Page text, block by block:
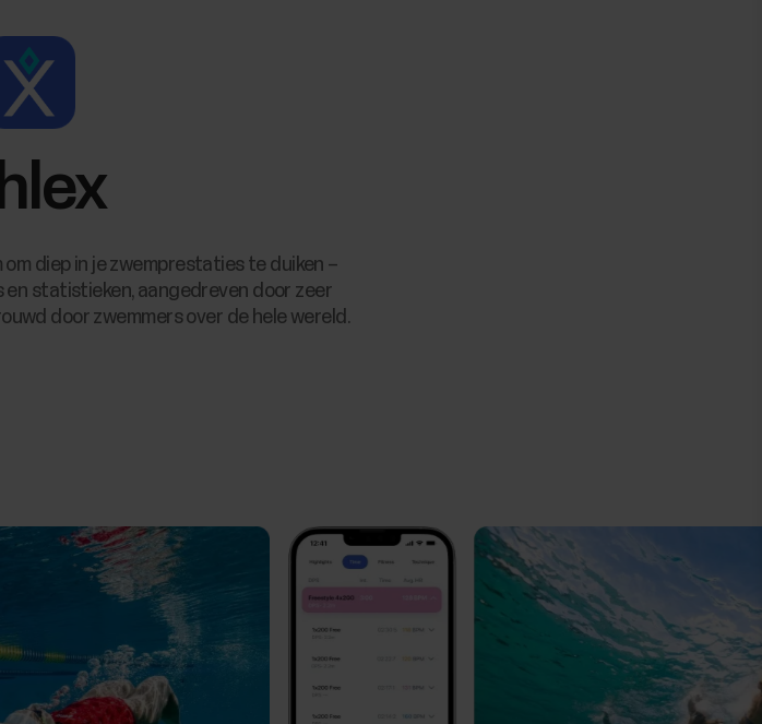
diep in je zwemprestaties te duiken –
statistieken, aangedreven door zeer
door zwemmers over de hele wereld.